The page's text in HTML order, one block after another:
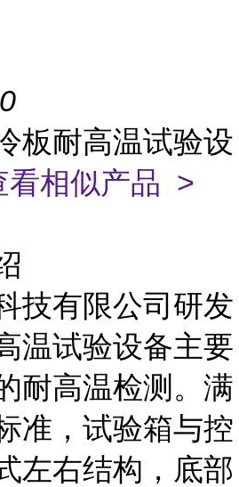
板耐高温试验设
看相似产品 >
技有限公司研发
温试验设备主要
耐高温检测。满
准，试验箱与控
左右结构，底部